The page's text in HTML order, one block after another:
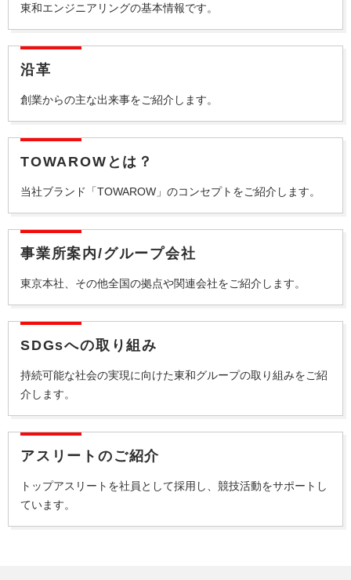
東和エンジニアリングの基本情報です。
沿革
創業からの主な出来事をご紹介します。
TOWAROWとは？
当社ブランド「TOWAROW」のコンセプトをご紹介します。
事業所案内/グループ会社
東京本社、その他全国の拠点や関連会社をご紹介します。
SDGsへの取り組み
持続可能な社会の実現に向けた東和グループの取り組みをご紹
介します。
アスリートのご紹介
トップアスリートを社員として採用し、競技活動をサポートし
ています。